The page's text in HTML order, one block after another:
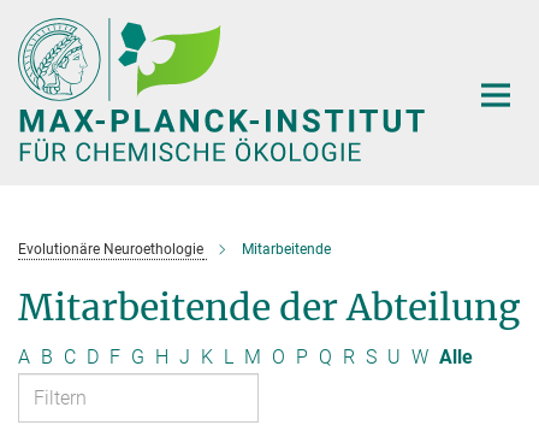
Hauptinhalt
Evolutionäre Neuroethologie Mitarbeitende
Mitarbeitende der Abteilung
A B C D F G H J K L M O P Q R S U W Alle